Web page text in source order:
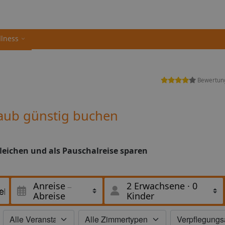
günstig buchen
und als Pauschalreise sparen
Anreise
Abreise
2 Erwachsene · 0
Kinder